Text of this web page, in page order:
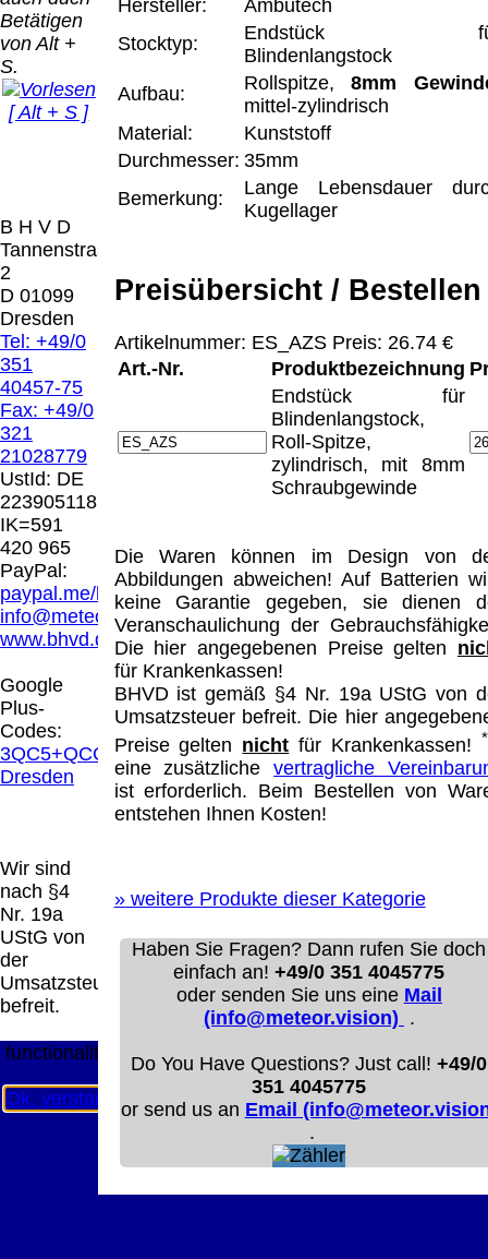
Betätigen
von Alt +
S.
[ Alt + S ]
B H V D
Tannenstrasse
2
D 01099
Dresden
Tel: +49/0
351
40457-75
Fax: +49/0
321
21028779
UstId: DE
223905118
IK=591
420 965
PayPal:
paypal.me/blindenhilfsmittel
info@meteor.vision
www.bhvd.de
Google
Plus-
Codes:
3QC5+QCG
Dresden
Wir sind
nach §4
Nr. 19a
UStG von
der
Umsatzsteuer
befreit.
Hersteller:
Ambutech
Stocktyp:
Endstück
Blindenlangstock
Aufbau:
Rollspitze,8mm
mittel-zylindrisch
Material:
Kunststoff
Durchmesser: 35mm
Bemerkung:
Lange Lebensdauer
Kugellager
Preisübersicht / Bestellen
Artikelnummer: ES_AZS Preis: 26.74 €
Art.-Nr.
Produktbezeichnung
Endstück für
Blindenlangstock,
Roll-Spitze,
zylindrisch, mit 8mm
Schraubgewinde
Die Waren können im Design von
Abbildungen abweichen! Auf Batterien
keine Garantie gegeben, sie dienen
Veranschaulichung der
Die hier angegebenen Preise gelten
für Krankenkassen!
BHVD ist gemäß §4 Nr. 19a UStG von
Umsatzsteuer befreit. Die hier
Preise gelten nicht für Krankenkassen!
eine zusätzlichevertragliche
ist erforderlich. Beim Bestellen von
entstehen Ihnen Kosten!
»weitere Produkte dieser Kategorie
Haben Sie Fragen? Dann rufen Sie doch
einfach an!+49/0 351 4045775
oder senden Sie uns eine Mail
(info@meteor.vision) .
Do You Have Questions? Just call!+49/0
351 4045775
or send us an Email
.
Der Versand erfolgt
als versichertes
Paket.
Selbstabholung
vom Büro oder
von
Ausstellungen:
Versandart
erhalten Sie per
Email z.B. einen
Lizenzschlüssel
und die
Rechnung /
Lieferschein. Sie
erhalten also
keinen
Die in diesem Dokument genannten
Warenzeichen sind Eigentum der jeweiligen
Firmen. Preisänderungen, Irrtümer und
technische Änderungen vorbehalten.
letzte Änderung: 22. Januar 2025 Blinden
Hilfsmittel Vertrieb Dresden,
Mit einem Urteil vom 12.05.1998 - 312 O
85/98 - Haftung für Links hat das Landgericht
Hamburg entschieden, dass man durch die
Anbringung eines Links, die Inhalte der
gelinkten Seite ggf. mit zu verantworten hat.
Dieses kann nur dadurch verhindert werden,
dass man sich ausdrücklich von diesen
Inhalten distanziert. Hiermit distanzieren wir
uns ausdrücklich von allen Inhalten, aller
gelinkten Seiten auf unserer Homepage und
machen uns diese Inhalte nicht zu eigen.
Diese Erklärung gilt für alle auf unserer
Homepage angebrachten Links.
Die Europäische Kommission stellt eine
Plattform zur Online-Streitbeilegung (OS)
bereit. Die Plattform finden Sie unter
http://ec.europa.eu/consumers/odr/Unsere E-
Seitenanfang
Datenschutz
Katalog (PDF) Sitemap
Wir
große Anzeige Schließen X
Diese Website nutzt Cookies, um bestmögliche
Funktionalität bieten zu können.
This website uses cookies to provide the best possible
functionality.
Ok, verstanden Mehr Infos